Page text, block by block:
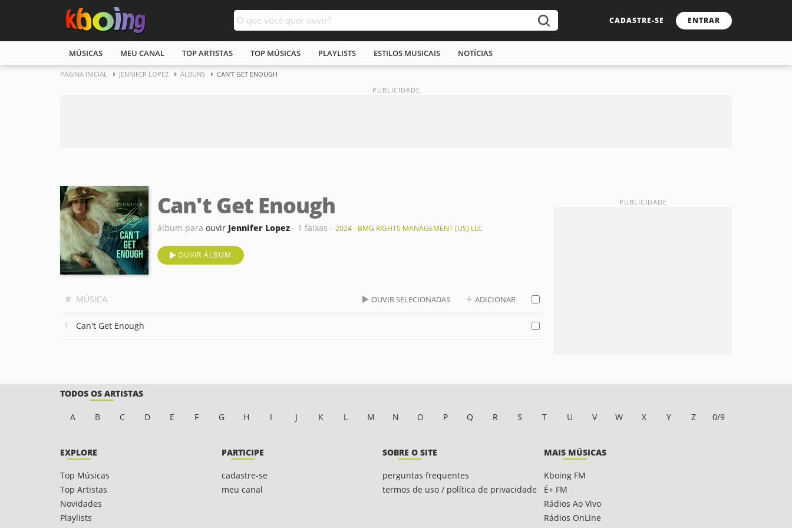
CADASTRE-SE ENTRAR
MÚSICAS MEU CANAL TOP ARTISTAS TOP MÚSICAS PLAYLISTS ESTILOS MUSICAIS NOTÍCIAS
PÁGINA INICIAL JENNIFER LOPEZ ÁLBUNS CAN'T GET ENOUGH
Can't Get Enough
álbum para ouvir Jennifer Lopez - 1 faixas - 2024 - BMG RIGHTS MANAGEMENT (US) LLC
OUVIR ÁLBUM
# MÚSICA OUVIR SELECIONADAS ADICIONAR
Can't Get Enough
TODOS OS ARTISTAS
A B C D E F G H I J K L M N O P Q R S T U V W X Y Z 0/9
EXPLORE
Top Músicas
Top Artistas
Novidades
Playlists
PARTICIPE
cadastre-se
meu canal
SOBRE O SITE
perguntas frequentes
termos de uso / política de privacidade
MAIS MÚSICAS
Kboing FM
É+ FM
Rádios Ao Vivo
Rádios OnLine